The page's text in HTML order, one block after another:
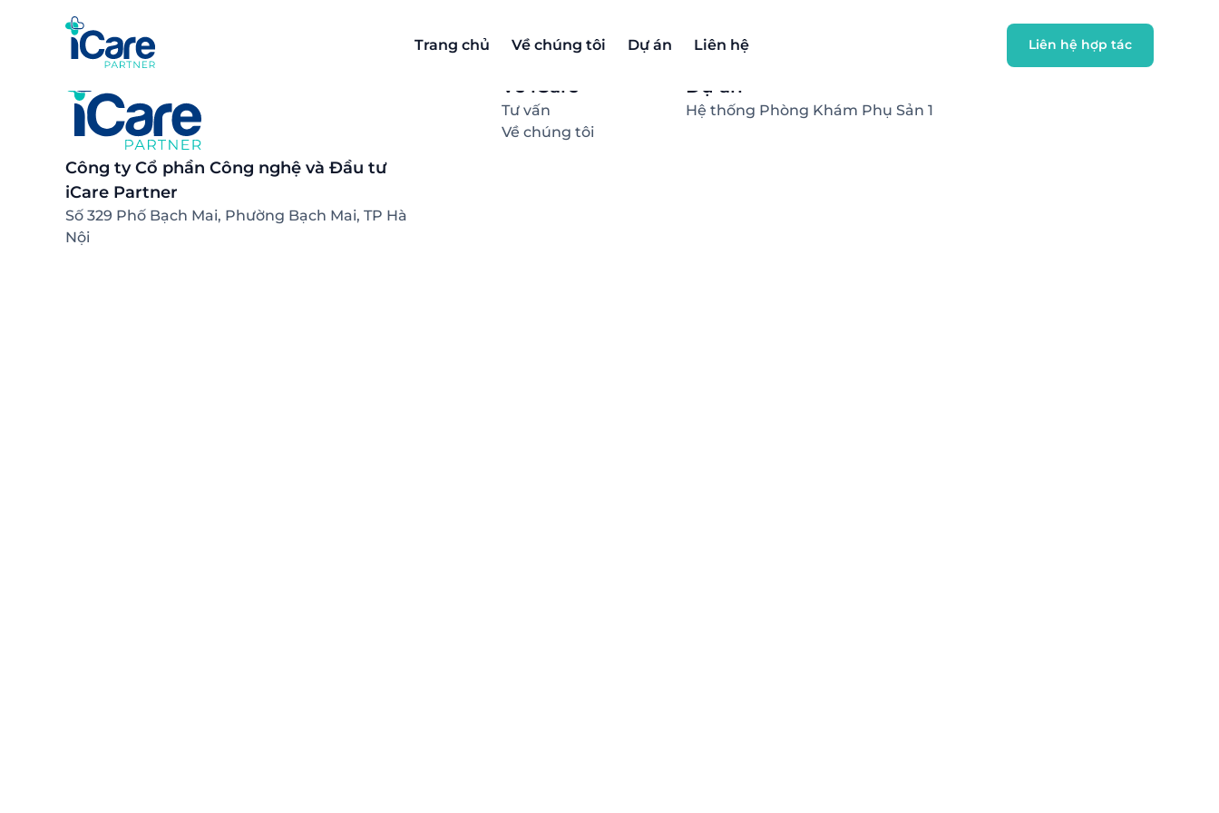
Trang chủ Về chúng tôi Dự án Liên hệ
Công ty Cổ phần Công nghệ và Đầu tư
iCare Partner
Số 329 Phố Bạch Mai, Phường Bạch Mai, TP Hà
Nội
Về iCare
Tư vấn
Về chúng tôi
Thông tin
Hệ thống Phòng Khám Phụ Sản 1